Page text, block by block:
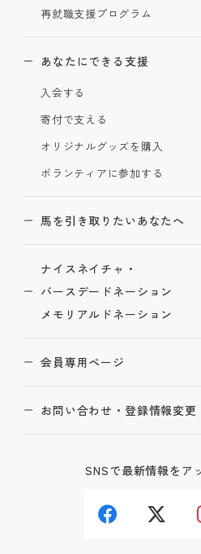
再就職支援プログラム
あなたにできる支援
入会する
寄付で支える
オリジナルグッズを購入
ボランティアに参加する
馬を引き取りたいあなたへ
ナイスネイチャ・
バースデードネーション
メモリアルドネーション
会員専用ページ
お問い合わせ・登録情報変更
SNSで最新情報をア